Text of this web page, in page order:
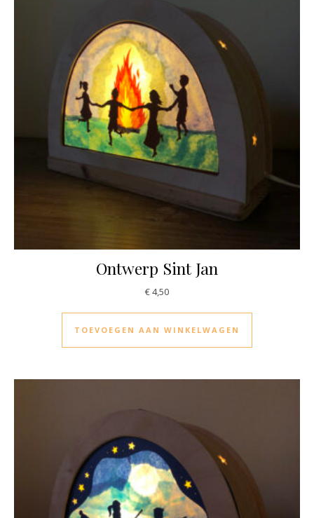
Ontwerp Sint Jan
€4,50
TOEVOEGEN AAN WINKELWAGEN